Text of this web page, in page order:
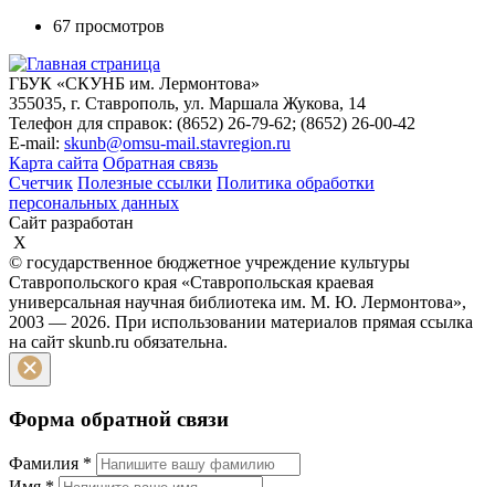
67 просмотров
ГБУК «СКУНБ им. Лермонтова»
355035, г. Ставрополь, ул. Маршала Жукова, 14
Телефон для справок: (8652) 26-79-62; (8652) 26-00-42
E-mail: skunb@omsu-mail.stavregion.ru
Карта сайта Обратная связь
Счетчик Полезные ссылки Политика обработки
персональных данных
Сайт разработан
X
© государственное бюджетное учреждение культуры
Ставропольского края «Ставропольская краевая
универсальная научная библиотека им. М. Ю. Лермонтова»,
2003 — 2026. При использовании материалов прямая ссылка
на сайт skunb.ru обязательна.
Форма обратной связи
Фамилия *